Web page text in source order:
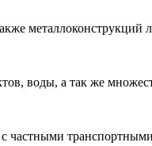
металлоконструкций
воды, а так же
с частными